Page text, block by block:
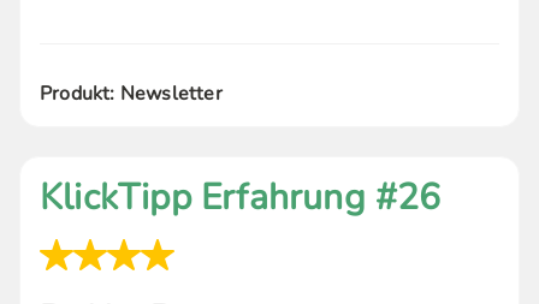
Produkt: Newsletter
KlickTipp Erfahrung #26